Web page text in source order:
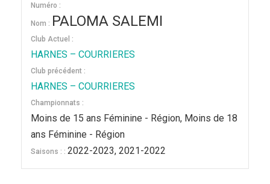
Numéro :
Nom : PALOMA SALEMI
Club Actuel :
HARNES – COURRIERES
Club précédent :
HARNES – COURRIERES
Championnats :
Moins de 15 ans Féminine - Région, Moins de 18
ans Féminine - Région
Saisons : : 2022-2023, 2021-2022